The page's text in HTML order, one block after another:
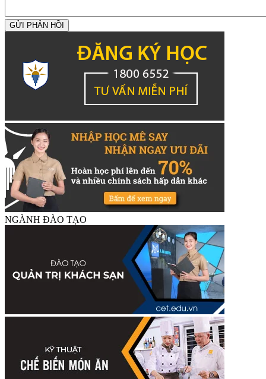
GỬI PHẢN HỒI
NGÀNH ĐÀO TẠO